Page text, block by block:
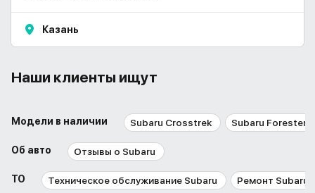
Казань
Наши клиенты ищут
Модели в наличии Subaru Crosstrek Subaru Forester
Об авто Отзывы о Subaru
ТО Техническое обслуживание Subaru Ремонт Subaru